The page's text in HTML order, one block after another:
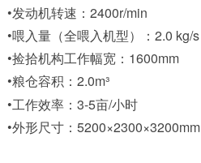
•发动机转速：2400r/min
•喂入量（全喂入机型）：2.0 kg/s
•捡拾机构工作幅宽：1600mm
•粮仓容积：2.0m³
•工作效率：3-5亩/小时
•外形尺寸：5200×2300×3200mm